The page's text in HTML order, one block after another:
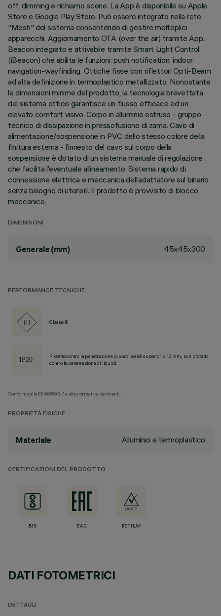
off, dimming e richiamo scene. La App è disponibile su Apple
Store e Google Play Store. Può essere integrato nella rete
"Mesh" del sistema consentendo di gestire molteplici
apparecchi. Aggiornamento OTA (over the air) tramite App.
Beacon integrato e attivabile tramite Smart Light Control
(iBeacon) che abilita le funzioni: push notification, indoor
navigation-wayfinding. Ottiche fisse con riflettori Opti-Beam
ad alta definizione in termoplastico metallizzato. Nonostante
le dimensioni minime del prodotto, la tecnologia brevettata
del sistema ottico garantisce un flusso efficace ed un
elevato comfort visivo. Corpo in alluminio estruso - gruppo
tecnico di dissipazione in pressofusione di zama. Cavo di
alimentazione/sospensione in PVC dello stesso colore della
finitura esterna - l’innesto del cavo sul corpo della
sospensione è dotato di un sistema manuale di regolazione
che facilita l’eventuale allineamento. Sistema rapido di
connessione elettrica e meccanica dell’adattatore sul binario
senza bisogno di utensili. Il prodotto è provvisto di blocco
meccanico.
DIMENSIONI
Generale (mm) 45x45x300
PERFORMANCE TECNICHE
Classe III
Protetto contro la penetrazione di corpi solidi superiori a 12 mm, non protetto
contro la penetrazione di liquidi.
Conforme alla EN60598-1 e alle normative pertinenti.
PROPRIETÀ FISICHE
Materiale Alluminio e termoplastico
CERTIFICAZIONI DEL PRODOTTO
BIS EAC RETILAP
DATI FOTOMETRICI
DETTAGLI